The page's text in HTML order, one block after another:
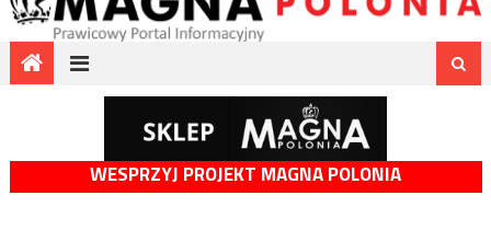
WESPRZYJ PROJEKT MAGNA POLONIA